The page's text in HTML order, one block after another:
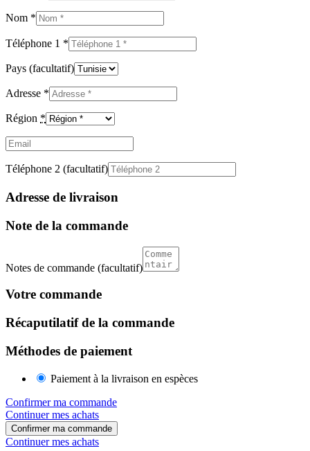
Nom *
Téléphone 1 *
Pays (facultatif)
Adresse *
Région *
Email
Téléphone 2 (facultatif)
Adresse de livraison
Note de la commande
Notes de commande (facultatif)
Votre commande
Récaputilatif de la commande
Méthodes de paiement
Paiement à la livraison en espèces
Confirmer ma commande
Continuer mes achats
Confirmer ma commande
Continuer mes achats